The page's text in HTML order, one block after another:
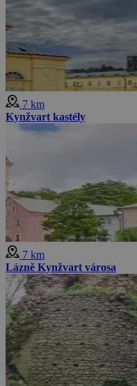
7 km
Kynžvart kastély
7 km
Lázně Kynžvart városa